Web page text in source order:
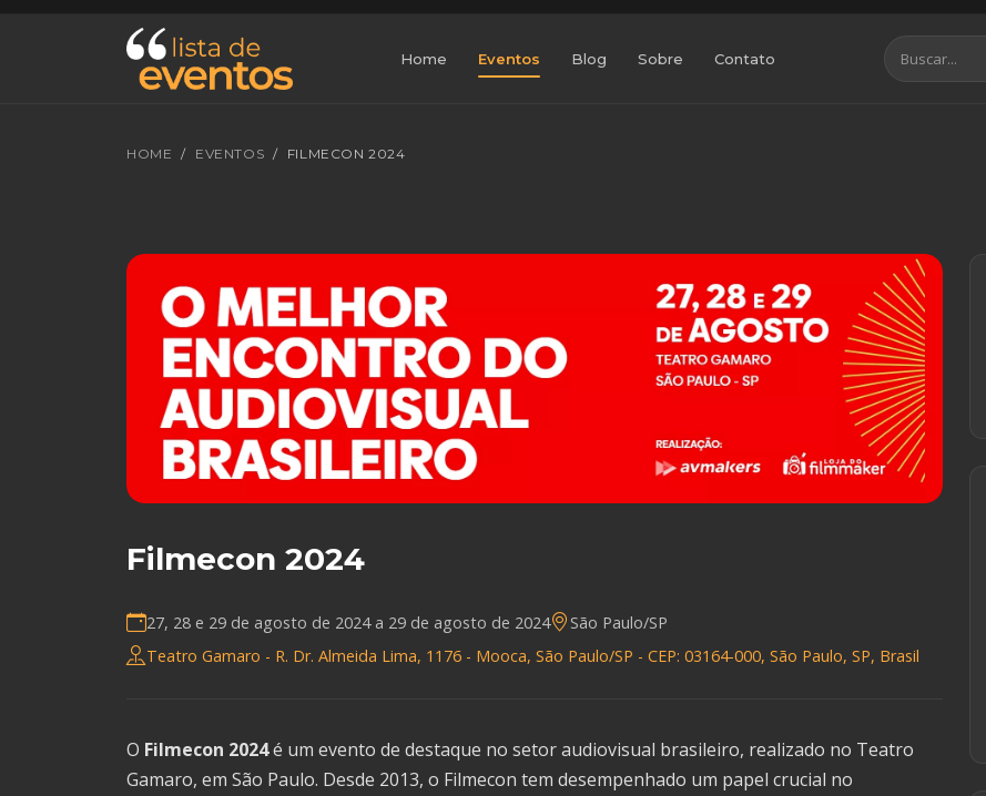
Home Eventos Blog Sobre Contato
HOME EVENTOS FILMECON 2024
Filmecon 2024
27, 28 e 29 de agosto de 2024 a 29 de agosto de 2024
São Paulo/SP
Teatro Gamaro - R. Dr. Almeida Lima, 1176 - Mooca, São Paulo/SP - CEP: 03164-000, São Paulo, SP, Brasil
O Filmecon 2024é um evento de destaque no setor audiovisual brasileiro, realizado no Teatro
Gamaro, em São Paulo. Desde 2013, o Filmecon tem desempenhado um papel crucial no